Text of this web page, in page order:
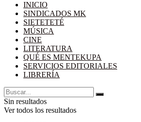
INICIO
SINDICADOS MK
SIETETETÉ
MÚSICA
CINE
LITERATURA
QUÉ ES MENTEKUPA
SERVICIOS EDITORIALES
LIBRERÍA
Sin resultados
Ver todos los resultados